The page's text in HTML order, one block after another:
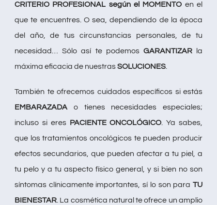
CRITERIO PROFESIONAL según el MOMENTO en el
que te encuentres. O sea, dependiendo de la época
del año, de tus circunstancias personales, de tu
necesidad… Sólo así te podemos GARANTIZARla
máxima eficacia de nuestrasSOLUCIONES
También te ofrecemos cuidados específicos si estás
EMBARAZADA o tienes necesidades especiales;
incluso si eres PACIENTE ONCOLÓGICO . Ya sabes,
que los tratamientos oncológicos te pueden producir
efectos secundarios, que pueden afectar a tu piel, a
tu pelo y a tu aspecto físico general, y si bien no son
síntomas clínicamente importantes, sí lo son para TU
BIENESTAR . La cosmética natural te ofrece un amplio